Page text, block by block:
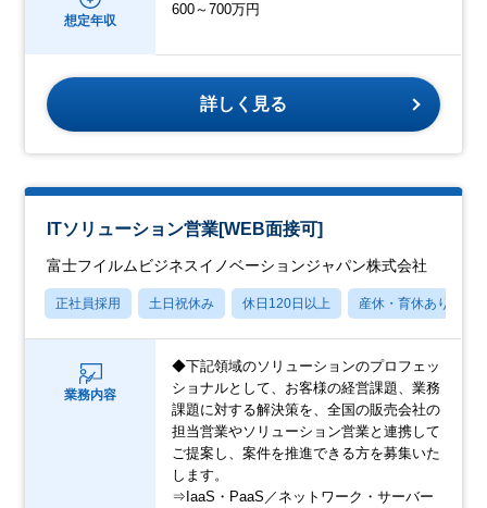
想定年収
600～700万円
詳しく見る
ITソリューション営業[WEB面接可]
富士フイルムビジネスイノベーションジャパン株式会社
正社員採用 土日祝休み 休日120日以上 産休・育休あり
業務内容
◆下記領域のソリューションのプロフェッ
ショナルとして、お客様の経営課題、業務
課題に対する解決策を、全国の販売会社の
担当営業やソリューション営業と連携して
ご提案し、案件を推進できる方を募集いた
します。
⇒IaaS・PaaS／ネットワーク・サーバー